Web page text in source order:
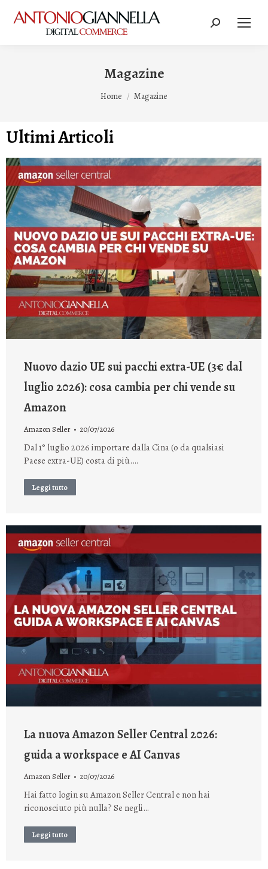
Magazine
Tu sei qui:
Home Magazine
Ultimi Articoli
Nuovo dazio UE sui pacchi extra-UE (3€ dal
luglio 2026): cosa cambia per chi vende su
Amazon
Amazon Seller 20/07/2026
Dal 1° luglio 2026 importare dalla Cina (o da qualsiasi
Paese extra-UE) costa di più.…
Leggi tutto
La nuova Amazon Seller Central 2026:
guida a workspace e AI Canvas
Amazon Seller 20/07/2026
Hai fatto login su Amazon Seller Central e non hai
riconosciuto più nulla? Se negli…
Leggi tutto